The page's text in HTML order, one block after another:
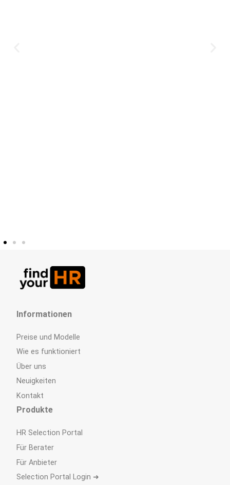
Informationen
Preise und Modelle
Wie es funktioniert
Über uns
Neuigkeiten
Kontakt
Produkte
HR Selection Portal
Für Berater
Für Anbieter
Selection Portal Login ➜